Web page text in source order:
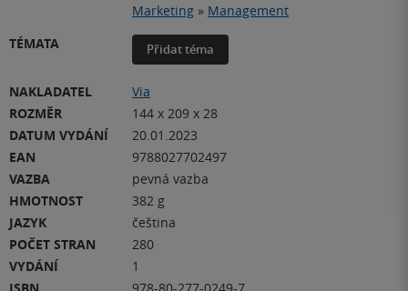
Marketing » Management
TÉMATA
Přidat téma
NAKLADATEL
Via
ROZMĚR
144 x 209 x 28
DATUM VYDÁNÍ
20.01.2023
EAN
9788027702497
VAZBA
pevná vazba
HMOTNOST
382 g
JAZYK
čeština
POČET STRAN
280
VYDÁNÍ
1